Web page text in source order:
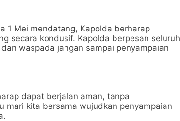
1 Mei mendatang, Kapolda berharap
secara kondusif. Kapolda berpesan seluruh
waspada jangan sampai penyampaian
dapat berjalan aman, tanpa
mari kita bersama wujudkan penyampaian